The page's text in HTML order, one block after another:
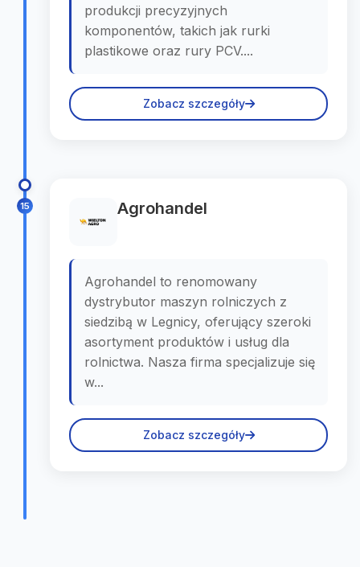
produkcji precyzyjnych
komponentów, takich jak rurki
plastikowe oraz rury PCV....
Zobacz szczegóły
15 Agrohandel
Agrohandel to renomowany
dystrybutor maszyn rolniczych z
siedzibą w Legnicy, oferujący szeroki
asortyment produktów i usług dla
rolnictwa. Nasza firma specjalizuje się
w...
Zobacz szczegóły